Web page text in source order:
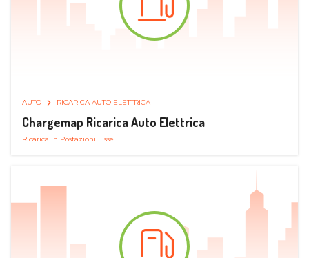
AUTO RICARICA AUTO ELETTRICA
Chargemap Ricarica Auto Elettrica
Ricarica in Postazioni Fisse